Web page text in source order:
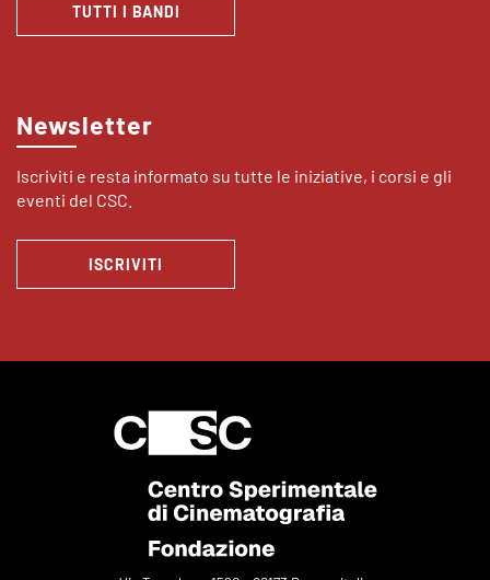
TUTTI I BANDI
Newsletter
Iscriviti e resta informato su tutte le iniziative, i corsi e gli
eventi del CSC.
ISCRIVITI